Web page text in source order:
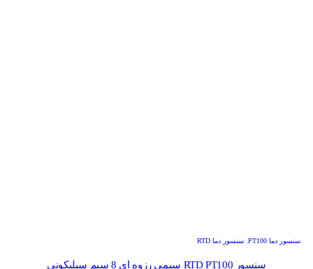
سنسور دما PT100 , سنسور دما RTD
سنسور RTD PT100 سیمی رزوه ای 8 سیم سیلیکونی